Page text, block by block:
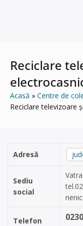
Reciclare
Acasă
Centre de
Reciclare televizoare
Adresă
Sediu
social
Telefon